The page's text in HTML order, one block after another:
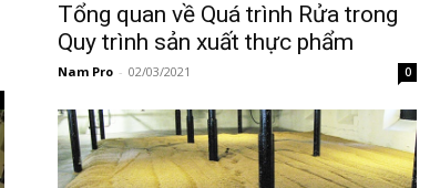
Tổng quan về Quá trình Rửa trong
Quy trình sản xuất thực phẩm
Nam Pro - 02/03/2021 0